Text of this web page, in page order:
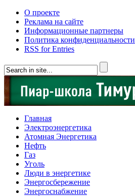
О проекте
Реклама на сайте
Информационные партнеры
Политика конфиденциальности
RSS for Entries
Главная
Электроэнергетика
Атомная Энергетика
Нефть
Газ
Уголь
Люди в энергетике
Энергосбережение
Энергоснабжение